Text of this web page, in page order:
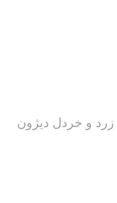
و خردل دیژون